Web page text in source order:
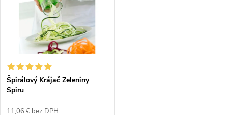
Špirálový Krájač Zeleniny
Spiru
11,06 € bez DPH